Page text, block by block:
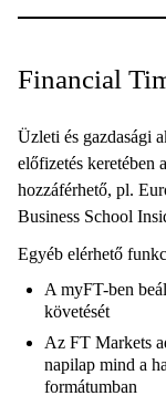
Financial
Üzleti és gazdasági
előfizetés keretében
hozzáférhető, pl.
Business School
Egyéb elérhető
A myFT-ben
követését
Az FT Markets
napilap mind a
formátumban